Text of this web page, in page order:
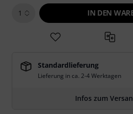
1 IN DEN
Standardlieferung
Lieferung in ca. 2-4 Werktagen
Infos zum